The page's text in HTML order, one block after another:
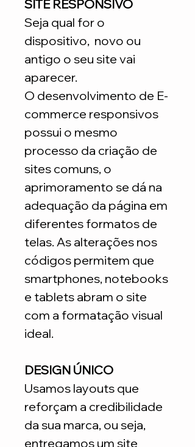
SITE RESPONSIVO
Seja qual for o
dispositivo, novo ou
antigo o seu site vai
aparecer.
O desenvolvimento de E-
commerce responsivos
possui o mesmo
processo da criação de
sites comuns, o
aprimoramento se dá na
adequação da página em
diferentes formatos de
telas. As alterações nos
códigos permitem que
smartphones, notebooks
e tablets abram o site
com a formatação visual
ideal.
DESIGN ÚNICO
Usamos layouts que
reforçam a credibilidade
da sua marca, ou seja,
entregamos um site